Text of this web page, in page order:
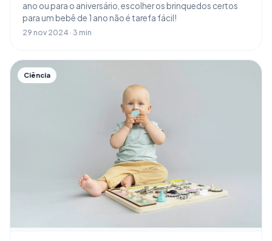
ano ou para o aniversário, escolher os brinquedos certos
para um bebê de 1 ano não é tarefa fácil!
29 nov 2024 · 3 min
Ciência